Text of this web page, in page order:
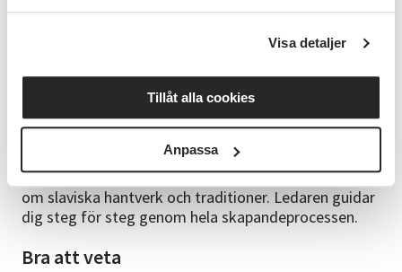
Visa detaljer
Tillåt alla cookies
Anpassa
Allt material som behövs för att skapa din
behöver inte ta med dig något – kom precis som du
är! Men om du har hemma några strumpor utan par
så gärna ta med dig, bättre barnens storlek. Men
Träffen leds av en erfaren cirkelledare med kunskap
om slaviska hantverk och traditioner. Ledaren guidar
dig steg för steg genom hela skapandeprocessen.
Bra att veta